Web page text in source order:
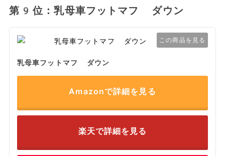
第9位：乳母車フットマフ ダウン
この商品を見る
乳母車フットマフ ダウン
Amazonで詳細を見る
楽天で詳細を見る